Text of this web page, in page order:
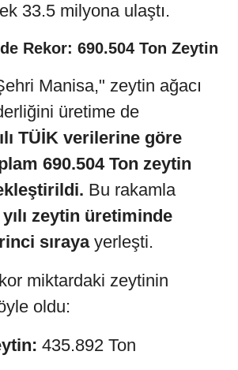
33.5 milyona ulaştı.
Rekor: 690.504 Ton Zeytin
Manisa," zeytin ağacı
üretime de
TÜİK verilerine göre
690.504 Ton zeytin
Bu rakamla
zeytin üretiminde
sırayayerleşti.
miktardaki zeytinin
oldu:
435.892 Ton